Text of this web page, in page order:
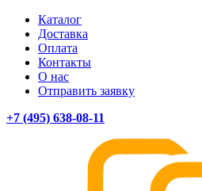
Каталог
Доставка
Оплата
Контакты
О нас
Отправить заявку
+7 (495) 638-08-11